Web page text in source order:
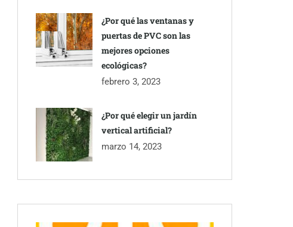
¿Por qué las ventanas y
puertas de PVC son las
mejores opciones
ecológicas?
febrero 3, 2023
¿Por qué elegir un jardín
vertical artificial?
marzo 14, 2023